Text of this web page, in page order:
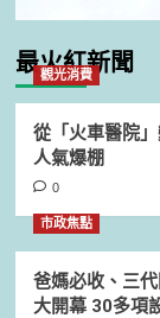
最火紅新聞
觀光消費
從「火車醫院
人氣爆棚
0
市政焦點
爸媽必收、三
大開幕 30多項